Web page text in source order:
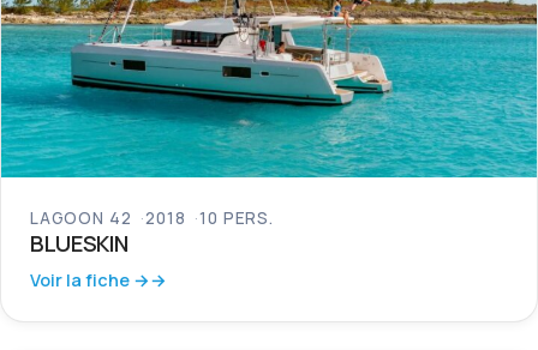
LAGOON 42 2018 10 PERS.
BLUESKIN
Voir la fiche →